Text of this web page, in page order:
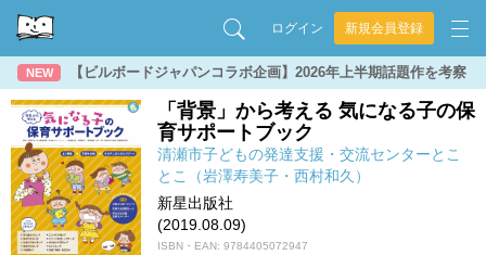
ログイン 新規会員登録
NEW 【ビルボードジャパンコラボ企画】2026年上半期話題作を考察
「背景」から考える 気になる子の保
育サポートブック
清瀬市子どもの発達支援・交流センターとこ
とこ（岩澤寿美子・西村和久）
新星出版社
(2019.08.09)
ISBN・EAN: 9784405072947